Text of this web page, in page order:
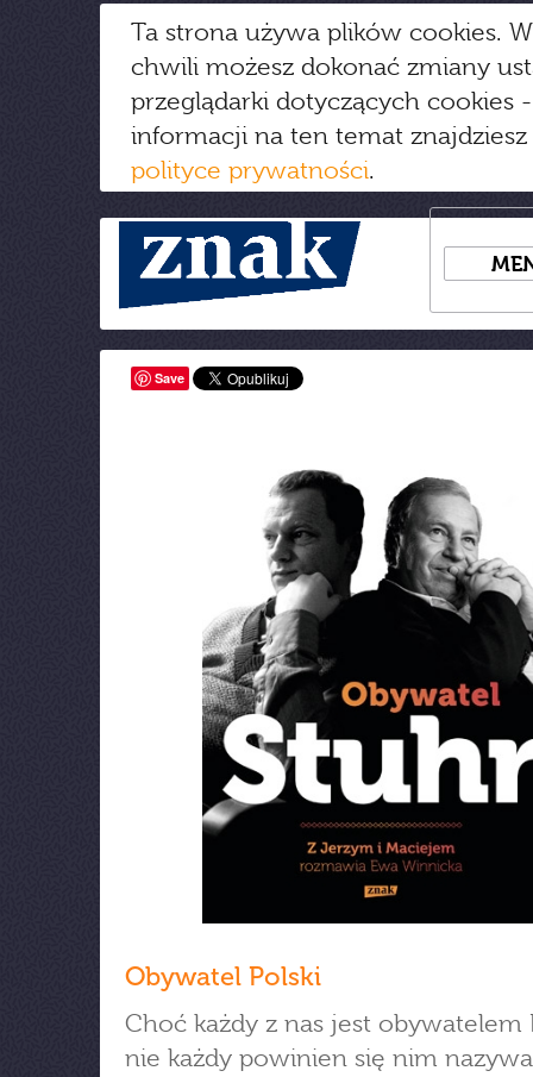
Ta strona używa plików cookies.
chwili możesz dokonać zmiany
przeglądarki dotyczących cookies
informacji na ten temat
polityce prywatności.
Save
Obywatel Polski
Choć każdy z nas jest obywatelem
nie każdy powinien się nim